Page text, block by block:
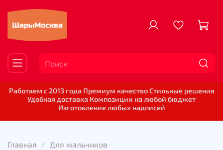
Работаем с 2013 года Премиум качество Стильные решения
Удобная доставка Композиции на любой бюджет
Изготовление любых надписей
Главная Для мальчиков